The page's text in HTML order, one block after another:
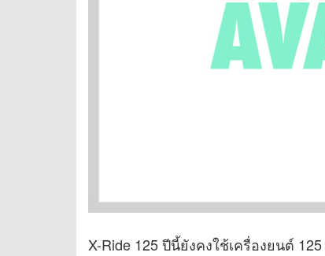
X-Ride 125 ปีนี้ยังคงใช้เครื่องยนต์